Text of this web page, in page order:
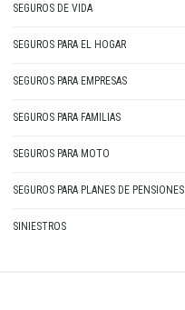
SEGUROS DE VIDA
SEGUROS PARA EL HOGAR
SEGUROS PARA EMPRESAS
SEGUROS PARA FAMILIAS
SEGUROS PARA MOTO
SEGUROS PARA PLANES DE PENSIONES
SINIESTROS